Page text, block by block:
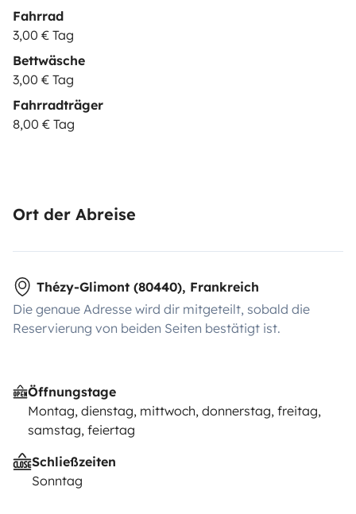
Fahrrad
3,00 € Tag
Bettwäsche
3,00 € Tag
Fahrradträger
8,00 € Tag
Ort der Abreise
Thézy-Glimont (80440), Frankreich
Die genaue Adresse wird dir mitgeteilt, sobald die
Reservierung von beiden Seiten bestätigt ist.
Öffnungstage
Montag, dienstag, mittwoch, donnerstag, freitag,
samstag, feiertag
Schließzeiten
Sonntag